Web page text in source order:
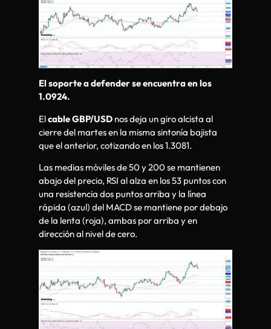
El soporte a defender se encuentra en los
1.0924.
Elcable GBP/USD nos deja un giro alcista al
cierre del martes en la misma sintonía bajista
que el anterior, cotizando en los 1.3081.
Las medias móviles de 50 y 200 se mantienen
abajo del precio, RSI al alza en los 53 puntos con
una resistencia dos puntos arriba y la línea
rápida (azul) del MACD se mantiene por debajo
de la lenta (roja), ambas por arriba y en
dirección al nivel de cero.